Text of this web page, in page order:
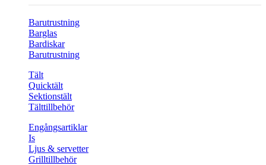
Barutrustning
Barglas
Bardiskar
Barutrustning
Tält
Quicktält
Sektionstält
Tälttillbehör
Engångsartiklar
Is
Ljus & servetter
Grilltillbehör